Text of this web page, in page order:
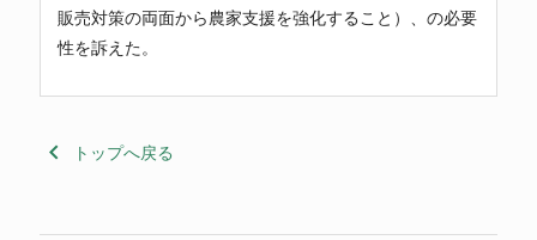
販売対策の両面から農家支援を強化すること）、の必要
性を訴えた。
keyboard_arrow_left トップへ戻る